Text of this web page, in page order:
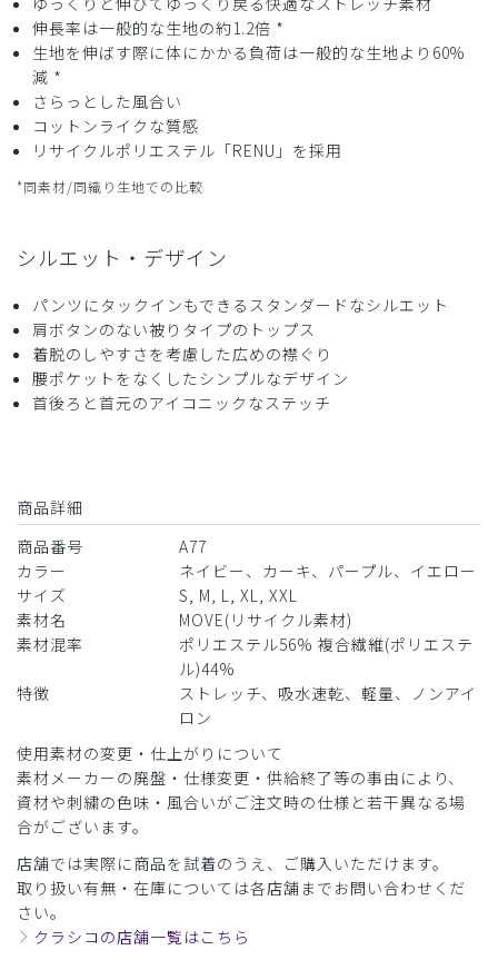
伸長率は一般的な生地の約1.2倍 *
生地を伸ばす際に体にかかる負荷は一般的な生地より60%
減 *
さらっとした風合い
コットンライクな質感
リサイクルポリエステル「RENU」を採用
*同素材/同織り生地での比較
シルエット・デザイン
パンツにタックインもできるスタンダードなシルエット
肩ボタンのない被りタイプのトップス
着脱のしやすさを考慮した広めの襟ぐり
腰ポケットをなくしたシンプルなデザイン
首後ろと首元のアイコニックなステッチ
商品詳細
商品番号
A77
カラー
ネイビー、カーキ、パープル、イエロー
サイズ
S, M, L, XL, XXL
素材名
MOVE(リサイクル素材)
素材混率
ポリエステル56% 複合繊維(ポリエステ
ル)44%
特徴
ストレッチ、吸水速乾、軽量、ノンアイ
ロン
使用素材の変更・仕上がりについて
素材メーカーの廃盤・仕様変更・供給終了等の事由により、
資材や刺繍の色味・風合いがご注文時の仕様と若干異なる場
合がございます。
店舗では実際に商品を試着のうえ、ご購入いただけます。
取り扱い有無・在庫については各店舗までお問い合わせくだ
さい。
クラシコの店舗一覧はこちら